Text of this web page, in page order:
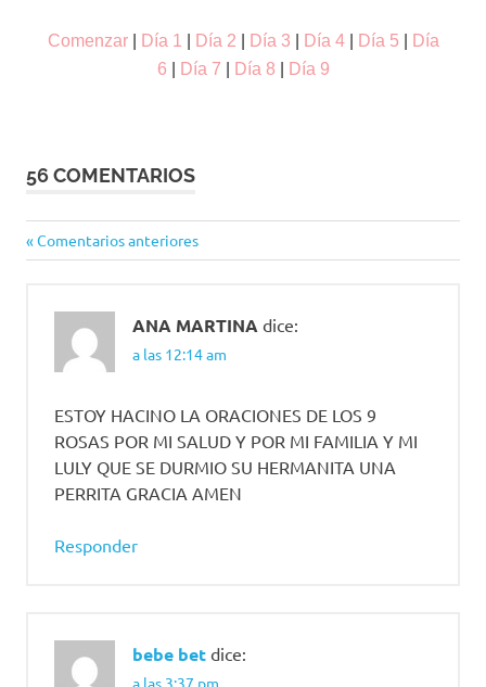
Comenzar| Día 1 Día 2 Día 3 Día 4| Día 5
Día
6
Día 7 Día 8 Día 9
56 COMENTARIOS
Navegación
comentarios
Comentarios anteriores
ANA MARTINA dice:
a las 12:14 am
ESTOY HACINO LA ORACIONES DE LOS 9
ROSAS POR MI SALUD Y POR MI FAMILIA Y MI
LULY QUE SE DURMIO SU HERMANITA UNA
PERRITA GRACIA AMEN
Responder
bebe bet dice:
a las 3:37 pm